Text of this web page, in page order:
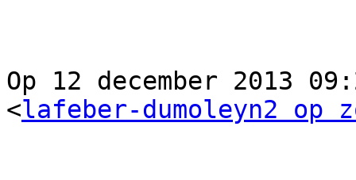
Op 12 december 2013
<lafeber-dumoleyn2 op